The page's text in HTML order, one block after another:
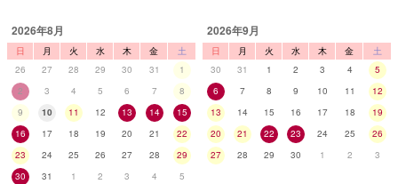
2026年8月
日 月 火 水 木 金
土
26
27 28 29 30 31
1
2
3 4 5 6 7
8
9
10 11 12 13 14
15
16
17 18 19 20 21
22
23
24 25 26 27 28
29
30
31 1 2 3 4 5
2026年9月
日 月 火 水 木 金
土
30
31 1 2 3 4
5
6
7 8 9 10 11
12
13
14 15 16 17 18
19
20
21 22 23 24 25
26
27
28 29 30 1 2 3